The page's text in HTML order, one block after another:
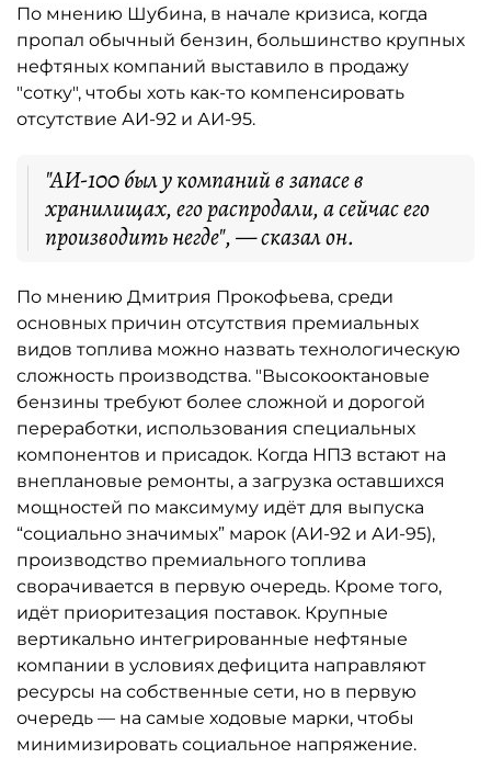
По мнению Шубина, в начале кризиса, когда
пропал обычный бензин, большинство крупных
нефтяных компаний выставило в продажу
"сотку", чтобы хоть как-то компенсировать
отсутствие АИ-92 и АИ-95.
"АИ-100 был у компаний в запасе в
хранилищах, его распродали, а сейчас его
производить негде", — сказал он.
По мнению Дмитрия Прокофьева, среди
основных причин отсутствия премиальных
видов топлива можно назвать технологическую
сложность производства. "Высокооктановые
бензины требуют более сложной и дорогой
переработки, использования специальных
компонентов и присадок. Когда НПЗ встают на
внеплановые ремонты, а загрузка оставшихся
мощностей по максимуму идёт для выпуска
“социально значимых” марок (АИ-92 и АИ-95),
производство премиального топлива
сворачивается в первую очередь. Кроме того,
идёт приоритезация поставок. Крупные
вертикально интегрированные нефтяные
компании в условиях дефицита направляют
ресурсы на собственные сети, но в первую
очередь — на самые ходовые марки, чтобы
минимизировать социальное напряжение.